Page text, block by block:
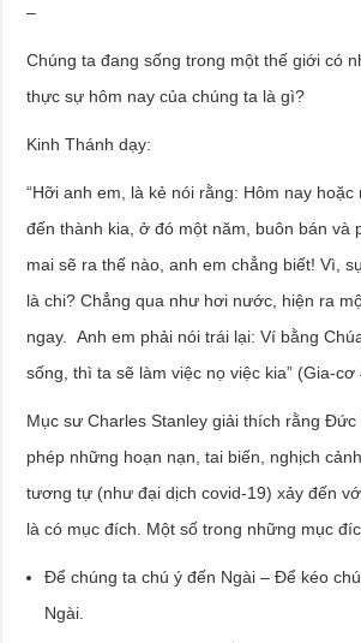
–
Chúng ta đang sống trong một thế giới có
thực sự hôm nay của chúng ta là gì?
Kinh Thánh dạy:
“Hỡi anh em, là kẻ nói rằng: Hôm nay hoặc
đến thành kia, ở đó một năm, buôn bán và
mai sẽ ra thế nào, anh em chẳng biết! Vì,
là chi? Chẳng qua như hơi nước, hiện ra
ngay. Anh em phải nói trái lại: Ví bằng
sống, thì ta sẽ làm việc nọ việc kia” (Gia-cơ
Mục sư Charles Stanley giải thích rằng Đức
phép những hoạn nạn, tai biến, nghịch
tương tự (như đại dịch covid-19) xảy đến
là có mục đích. Một số trong những mục
Để chúng ta chú ý đến Ngài – Để kéo
Ngài.